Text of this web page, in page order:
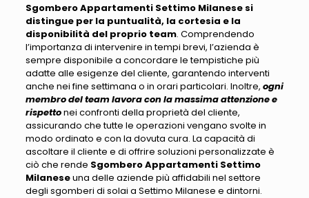
Sgombero Appartamenti Settimo Milanese si
distingue per la puntualità, la cortesia e la
disponibilità del proprio team. Comprendendo
l’importanza di intervenire in tempi brevi, l’azienda è
sempre disponibile a concordare le tempistiche più
adatte alle esigenze del cliente, garantendo interventi
anche nei fine settimana o in orari particolari. Inoltre, ogni
membro del team lavora con la massima attenzione e
rispettonei confronti della proprietà del cliente,
assicurando che tutte le operazioni vengano svolte in
modo ordinato e con la dovuta cura. La capacità di
ascoltare il cliente e di offrire soluzioni personalizzate è
ciò che rende Sgombero Appartamenti Settimo
Milaneseuna delle aziende più affidabili nel settore
degli sgomberi di solai a Settimo Milanese e dintorni.